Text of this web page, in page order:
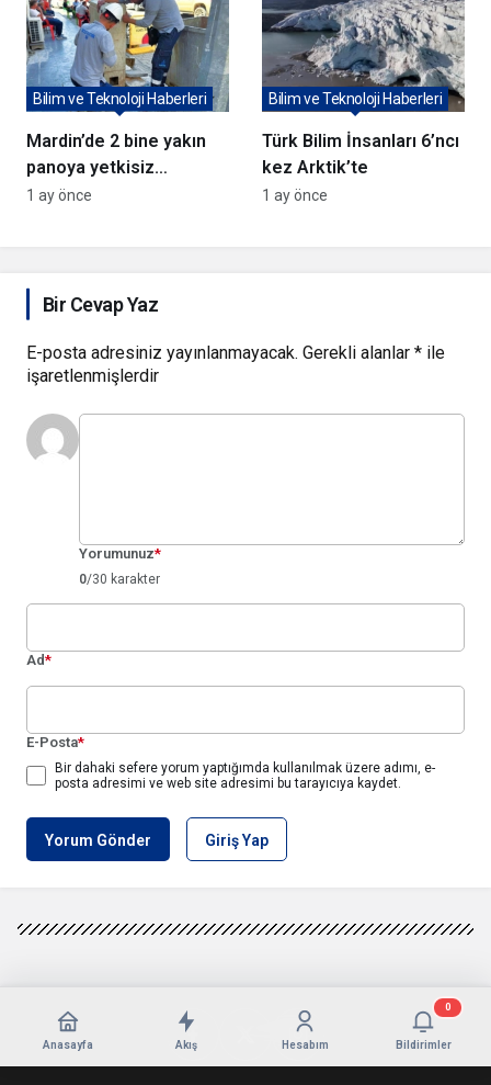
Mardin’de 2 bine yakın
panoya yetkisiz
müdahale
Bilim ve Teknoloji Haberleri
1 ay önce
Türk Bilim İnsanları 6’ncı
kez Arktik’te
Bilim ve Teknoloji Haberleri
1 ay önce
Bir Cevap Yaz
E-posta adresiniz yayınlanmayacak. Gerekli alanlar * ile
işaretlenmişlerdir
Yorumunuz*
0/30 karakter
Ad*
E-Posta*
Bir dahaki sefere yorum yaptığımda kullanılmak üzere adımı, e-
posta adresimi ve web site adresimi bu tarayıcıya kaydet.
Yorum Gönder Giriş Yap
Anasayfa Akış Hesabım Bildirimler
0